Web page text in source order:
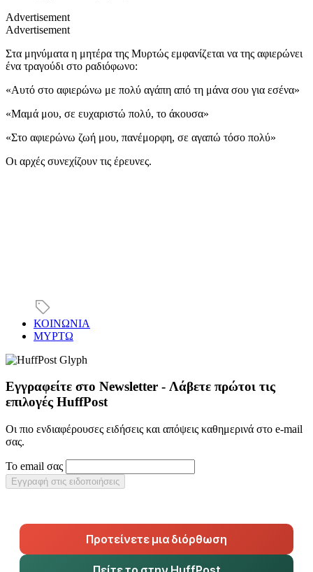
Advertisement
Advertisement
Στα μηνύματα η μητέρα της Μυρτώς εμφανίζεται να της αφιερώνει
ένα τραγούδι στο ραδιόφωνο:
«Αυτό στο αφιερώνω με πολύ αγάπη από τη μάνα σου για εσένα»
«Μαμά μου, σε ευχαριστώ πολύ, το άκουσα»
«Στο αφιερώνω ζωή μου, πανέμορφη, σε αγαπώ τόσο πολύ»
Οι αρχές συνεχίζουν τις έρευνες.
ΚΟΙΝΩΝΙΑ
ΜΥΡΤΩ
Εγγραφείτε στο Newsletter - Λάβετε πρώτοι τις
επιλογές HuffPost
Οι πιο ενδιαφέρουσες ειδήσεις και απόψεις καθημερινά στο e-mail
σας.
Το email σας
Εγγραφή στις ειδοποιήσεις
Προτείνετε μια διόρθωση